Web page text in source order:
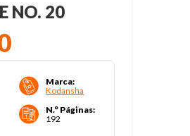
NO. 20
Marca:
Kodansha
N.° Páginas:
192